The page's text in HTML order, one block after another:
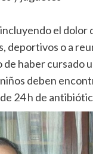
el dolor
deportivos o a
haber cursado
deben
24 h de